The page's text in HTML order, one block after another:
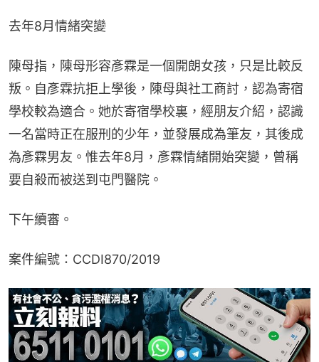
去年8月情緒突變
陳母指，陳母形容彥霖是一個開朗女孩，只是比較反
叛。自彥霖抗拒上學後，陳母與社工商討，認為寄宿
學校較為適合。她於寄宿學校裏，經朋友介紹，認識
一名當時正在服刑的少年，並發展成為筆友，其後成
為彥霖男友。惟去年8月，彥霖情緒開始突變，曾稱
要自殺而被送到屯門醫院。
下午續審。
案件編號：CCDI870/2019